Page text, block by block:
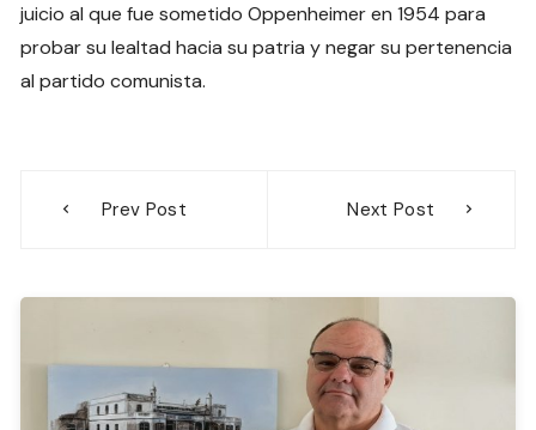
juicio al que fue sometido Oppenheimer en 1954 para
probar su lealtad hacia su patria y negar su pertenencia
al partido comunista.
Prev Post Next Post